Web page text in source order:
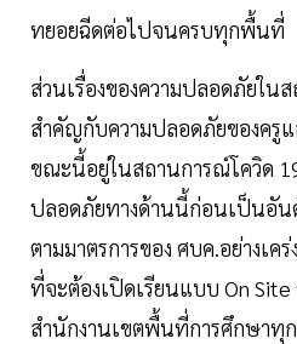
ทยอยฉีดต่อไปจนครบทุกพื้นที่
ส่วนเรื่องของความปลอดภัยใน
สำคัญกับความปลอดภัยของครู
ขณะนี้อยู่ในสถานการณ์โควิด
ปลอดภัยทางด้านนี้ก่อนเป็นอัน
ตามมาตรการของ ศบค.อย่างเค
ที่จะต้องเปิดเรียนแบบ On Site
สำนักงานเขตพื้นที่การศึกษาทุ